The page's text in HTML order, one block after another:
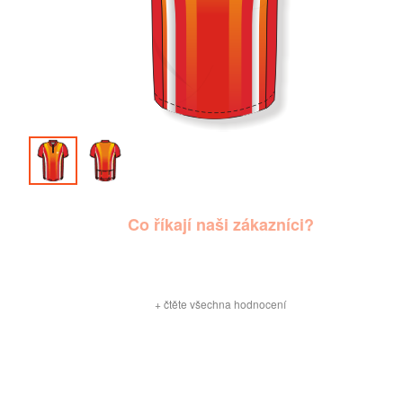
Co říkají naši zákazníci?
+ čtěte všechna hodnocení